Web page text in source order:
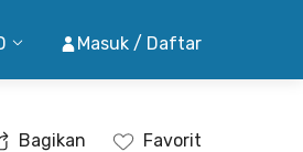
Masuk / Daftar
Bagikan Favorit